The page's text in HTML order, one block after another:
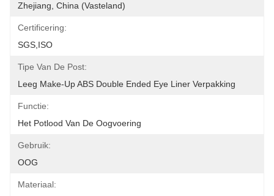
Zhejiang, China (vasteland)
Certificering:
SGS,ISO
Tipe Van De Post:
Leeg Make-Up ABS Double Ended Eye Liner Verpakking
Functie:
Het Potlood Van De Oogvoering
Gebruik:
OOG
Materiaal: